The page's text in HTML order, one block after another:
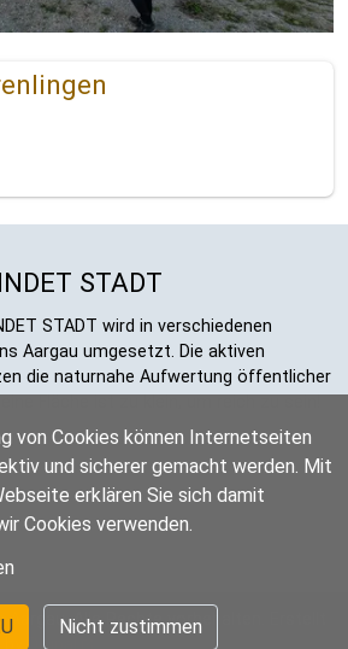
STADT
STADT wird in verschiedenen
Aargau umgesetzt. Die aktiven
die naturnahe Aufwertung öffentlicher
Alle Rechte vorbehalten. Erstellt
von Cookies können Internetseiten
und sicherer gemacht werden. Mit
erklären Sie sich damit
Cookies verwenden.
Nicht zustimmen